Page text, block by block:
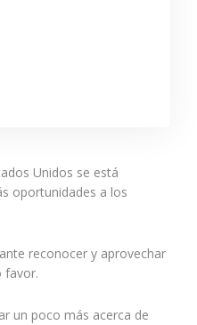
Unidos se está
oportunidades a los
reconocer y aprovechar
favor.
un poco más acerca de